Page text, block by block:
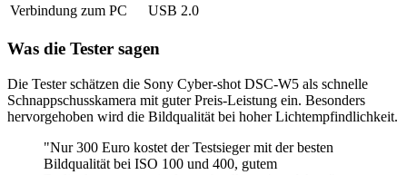
Verbindung zum PC
USB 2.0
Was die Tester sagen
Die Tester schätzen die Sony Cyber-shot DSC-W5 als schnelle
Schnappschusskamera mit guter Preis-Leistung ein. Besonders
hervorgehoben wird die Bildqualität bei hoher Lichtempfindlichkeit.
"Nur 300 Euro kostet der Testsieger mit der besten
Bildqualität bei ISO 100 und 400, gutem